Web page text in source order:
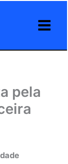
pela